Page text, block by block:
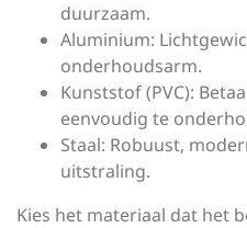
duurzaam.
Aluminium:
onderhoudsarm.
Kunststof (PVC):
eenvoudig te
Staal: Robuust,
uitstraling.
Kies het materiaal dat het